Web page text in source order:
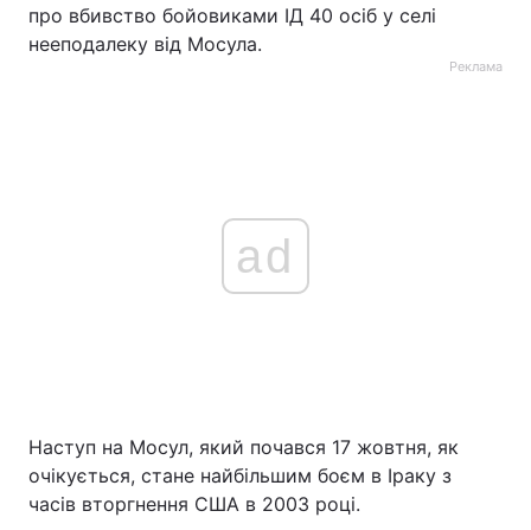
про вбивство бойовиками ІД 40 осіб у селі
нееподалеку від Мосула.
Реклама
ad
Наступ на Мосул, який почався 17 жовтня, як
очікується, стане найбільшим боєм в Іраку з
часів вторгнення США в 2003 році.